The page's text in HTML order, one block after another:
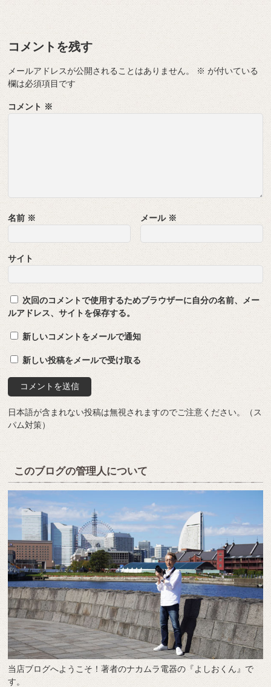
コメントを残す
メールアドレスが公開されることはありません。 ※ が付いている
欄は必須項目です
コメント ※
名前 ※ メール ※
サイト
次回のコメントで使用するためブラウザーに自分の名前、メー
ルアドレス、サイトを保存する。
新しいコメントをメールで通知
新しい投稿をメールで受け取る
日本語が含まれない投稿は無視されますのでご注意ください。（ス
パム対策）
このブログの管理人について
当店ブログへようこそ！著者のナカムラ電器の『よしおくん』で
す。